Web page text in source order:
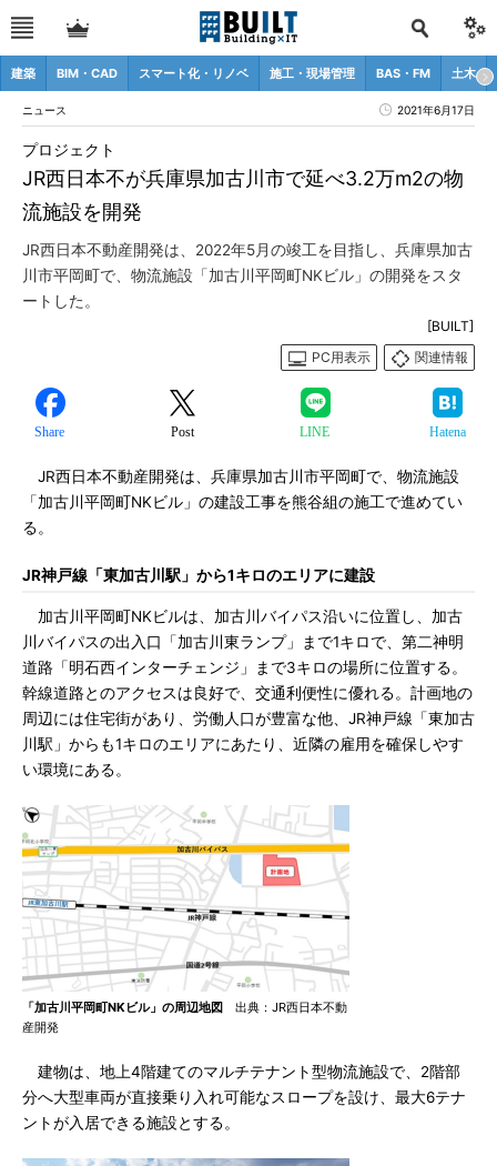
建築 BIM・CAD スマート化・リノベ 施工・現場管理 BAS・FM 土木
ニュース 2021年6月17日
JR西日本不が兵庫県加古川市で延べ3.2万m2の物
流施設を開発
プロジェクト
JR西日本不動産開発は、2022年5月の竣工を目指し、兵庫県加古
川市平岡町で、物流施設「加古川平岡町NKビル」の開発をスタ
ートした。
[BUILT]
PC用表示
関連情報
Share Post LINE Hatena
JR西日本不動産開発は、兵庫県加古川市平岡町で、物流施設
「加古川平岡町NKビル」の建設工事を熊谷組の施工で進めてい
る。
JR神戸線「東加古川駅」から1キロのエリアに建設
加古川平岡町NKビルは、加古川バイパス沿いに位置し、加古
川バイパスの出入口「加古川東ランプ」まで1キロで、第二神明
道路「明石西インターチェンジ」まで3キロの場所に位置する。
幹線道路とのアクセスは良好で、交通利便性に優れる。計画地の
周辺には住宅街があり、労働人口が豊富な他、JR神戸線「東加古
川駅」からも1キロのエリアにあたり、近隣の雇用を確保しやす
い環境にある。
「加古川平岡町NKビル」の周辺地図
出典：JR西日本不動
産開発
建物は、地上4階建てのマルチテナント型物流施設で、2階部
分へ大型車両が直接乗り入れ可能なスロープを設け、最大6テナ
ントが入居できる施設とする。